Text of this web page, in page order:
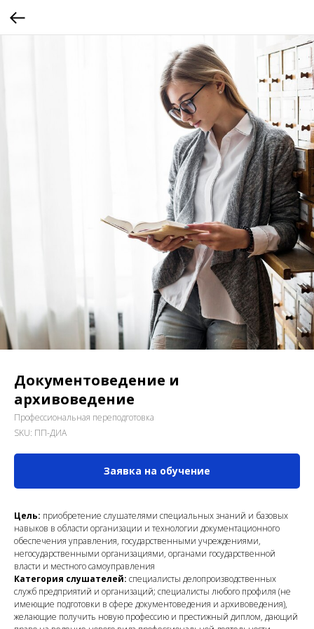
Документоведение и
архивоведение
Профессиональная переподготовка
SKU: ПП-ДИА
Заявка на обучение
Цель: приобретение слушателями специальных знаний и базовых
навыков в области организации и технологии документационного
обеспечения управления, государственными учреждениями,
негосударственными организациями, органами государственной
власти и местного самоуправления
Категория слушателей: специалисты делопроизводственных
служб предприятий и организаций; специалисты любого профиля (не
имеющие подготовки в сфере документоведения и архивоведения),
желающие получить новую профессию и престижный диплом, дающий